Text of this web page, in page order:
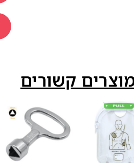
קשורים